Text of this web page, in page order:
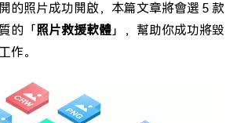
的照片成功開啟，本篇文章將會選５款
的「照片救援軟體」，幫助你成功將毀
作。